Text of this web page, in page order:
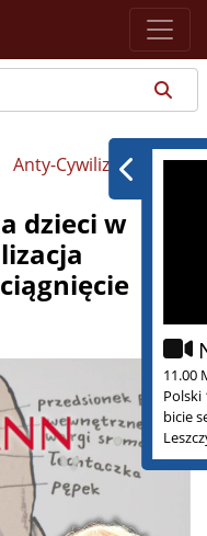
11.00
Polski
bicie
Anty-Cywilizacja
dzieci w